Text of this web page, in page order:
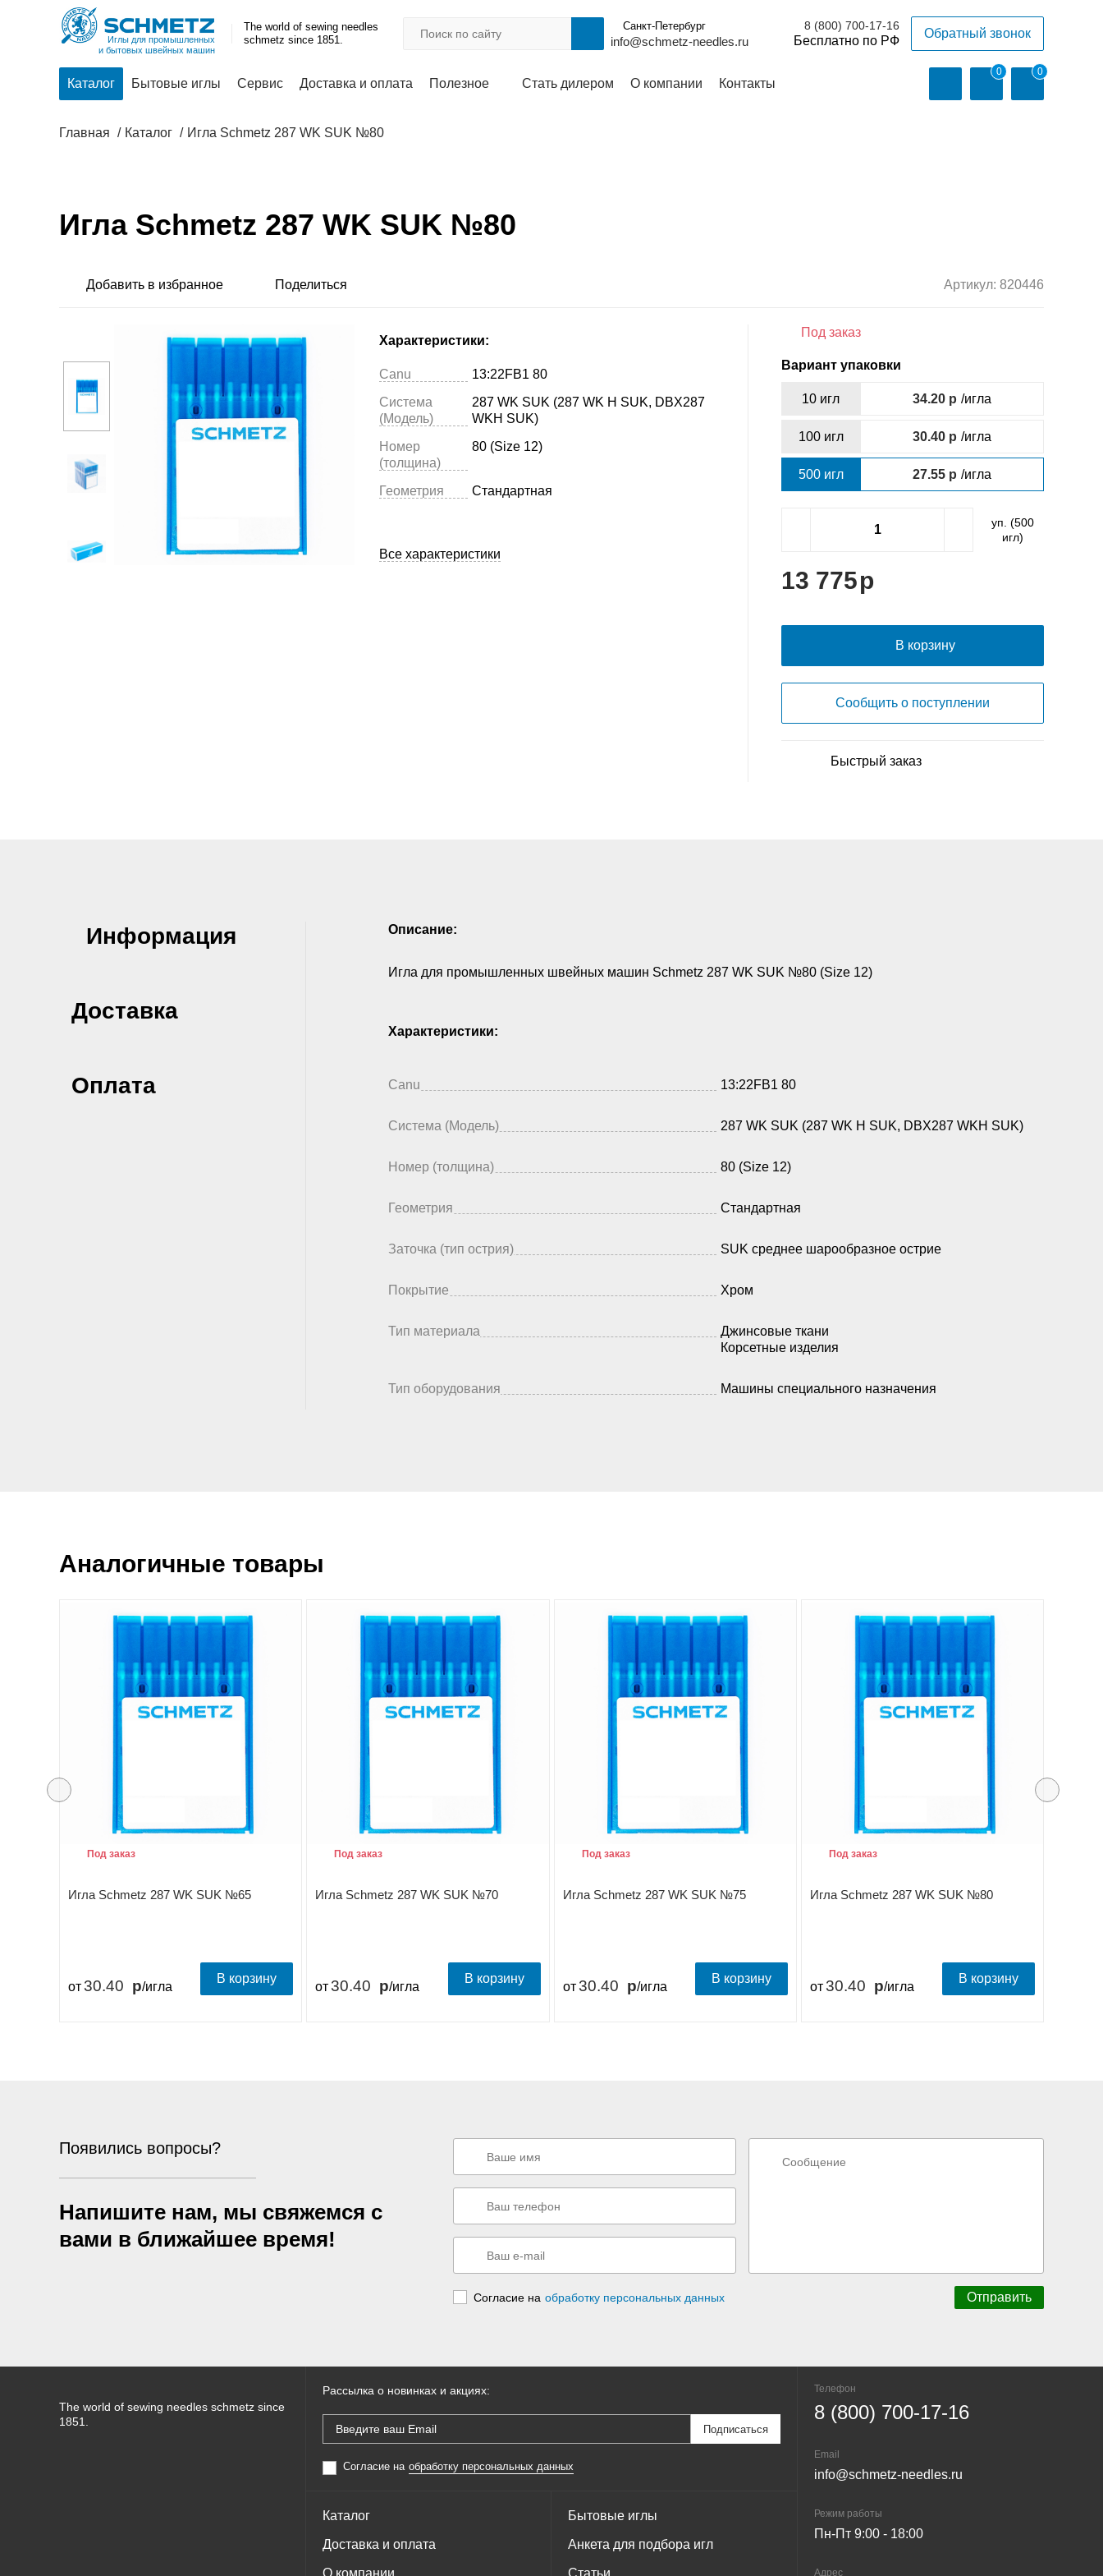
Иглы для промышленных
и бытовых швейных машин
The world of sewing needles
schmetz since 1851.
Санкт-Петербург
info@schmetz-needles.ru
8 (800) 700-17-16
Обратный звонок
Каталог Бытовые иглы Сервис Доставка и оплата Полезное Стать дилером О компании Контакты
0 0
Главная Каталог Игла Schmetz 287 WK SUK №80
Игла Schmetz 287 WK SUK №80
Артикул: 820446
Характеристики:
Canu
13:22FB1 80
Система
(Модель)
287 WK SUK (287 WK H SUK, DBX287
WKH SUK)
Номер
(толщина)
80 (Size 12)
Геометрия Стандартная
Все характеристики
Под заказ
Вариант упаковки
10 игл 34.20 /игла
100 игл 30.40 /игла
500 игл 27.55 /игла
уп. (500
игл)
13 775
В корзину
Сообщить о поступлении
Быстрый заказ
Информация
Доставка
Оплата
Описание:
Игла для промышленных швейных машин Schmetz 287 WK SUK №80 (Size 12)
Характеристики:
Canu 13:22FB1 80
Система (Модель) 287 WK SUK (287 WK H SUK, DBX287 WKH SUK)
Номер (толщина) 80 (Size 12)
Геометрия Стандартная
Заточка (тип острия) SUK среднее шарообразное острие
Покрытие Хром
Тип материала
Джинсовые ткани
Корсетные изделия
Тип оборудования Машины специального назначения
Аналогичные товары
Игла Schmetz 287 WK SUK №65
Под заказ
от30.40 /игла
В корзину
Игла Schmetz 287 WK SUK №70
Под заказ
от30.40 /игла
В корзину
Игла Schmetz 287 WK SUK №75
Под заказ
от 30.40 /игла
В корзину
Игла Schmetz 287 WK SUK №80
Под заказ
от30.40 /игла
В корзину
Появились вопросы?
Напишите нам, мы свяжемся с
вами в ближайшее время!
Согласие на обработку персональных данных
The world of sewing needles schmetz since
1851.
Рассылка о новинках и акциях:
Согласие на обработку персональных данных
Каталог
Доставка и оплата
О компании
Бытовые иглы
Анкета для подбора игл
Статьи
Телефон
8 (800) 700-17-16
Email
info@schmetz-needles.ru
Режим работы
Пн-Пт 9:00 - 18:00
Адрес